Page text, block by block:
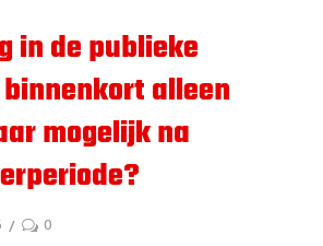
in de publieke
alleen
mogelijk na
0